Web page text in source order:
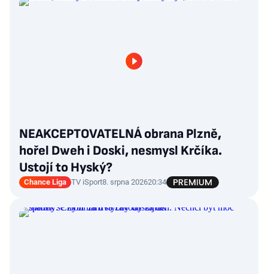
NEAKCEPTOVATELNÁ obrana Plzně,
hořel Dweh i Doski, nesmysl Krčíka.
Ustojí to Hyský?
Chance Liga TV iSport8. srpna 202620:34